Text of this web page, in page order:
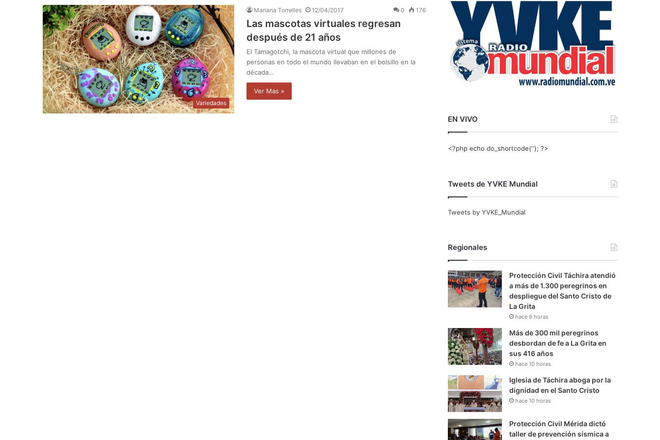
Variedades
Mariana Torrelles 12/04/2017 0 176
Las mascotas virtuales regresan
después de 21 años
El Tamagotchi, la mascota virtual que millones de
personas en todo el mundo llevaban en el bolsillo en la
década…
Ver Mas »
r
EN VIVO
<?php echo do_shortcode(‘‘); ?>
Tweets de YVKE Mundial
Tweets by YVKE_Mundial
Regionales
Protección Civil Táchira atendió
a más de 1.300 peregrinos en
despliegue del Santo Cristo de
La Grita
hace 9 horas
Más de 300 mil peregrinos
desbordan de fe a La Grita en
sus 416 años
hace 10 horas
Iglesia de Táchira aboga por la
dignidad en el Santo Cristo
hace 10 horas
Protección Civil Mérida dictó
taller de prevención sísmica a